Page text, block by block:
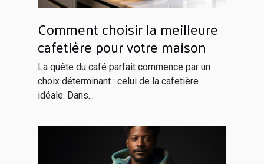
Comment choisir la meilleure
cafetière pour votre maison
La quête du café parfait commence par un
choix déterminant : celui de la cafetière
idéale. Dans...